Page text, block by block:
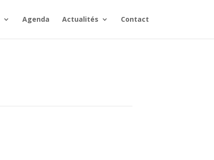
Agenda Actualités Contact